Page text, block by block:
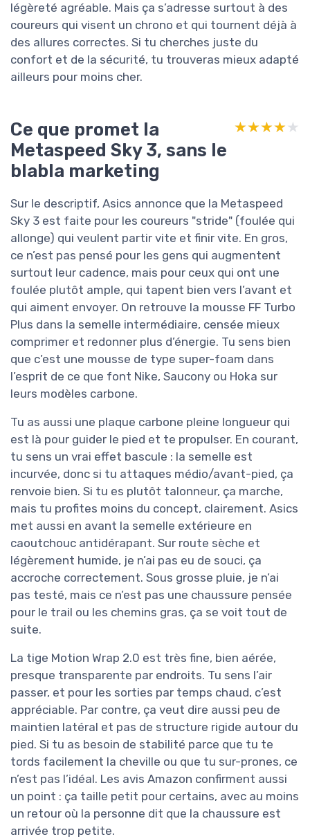
légèreté agréable. Mais ça s’adresse surtout à des
coureurs qui visent un chrono et qui tournent déjà à
des allures correctes. Si tu cherches juste du
confort et de la sécurité, tu trouveras mieux adapté
ailleurs pour moins cher.
Ce que promet la
Metaspeed Sky 3, sans le
blabla marketing
★★★★★
★★★★★
Sur le descriptif, Asics annonce que la Metaspeed
Sky 3 est faite pour les coureurs "stride" (foulée qui
allonge) qui veulent partir vite et finir vite. En gros,
ce n’est pas pensé pour les gens qui augmentent
surtout leur cadence, mais pour ceux qui ont une
foulée plutôt ample, qui tapent bien vers l’avant et
qui aiment envoyer. On retrouve la mousse FF Turbo
Plus dans la semelle intermédiaire, censée mieux
comprimer et redonner plus d’énergie. Tu sens bien
que c’est une mousse de type super-foam dans
l’esprit de ce que font Nike, Saucony ou Hoka sur
leurs modèles carbone.
Tu as aussi une plaque carbone pleine longueur qui
est là pour guider le pied et te propulser. En courant,
tu sens un vrai effet bascule : la semelle est
incurvée, donc si tu attaques médio/avant-pied, ça
renvoie bien. Si tu es plutôt talonneur, ça marche,
mais tu profites moins du concept, clairement. Asics
met aussi en avant la semelle extérieure en
caoutchouc antidérapant. Sur route sèche et
légèrement humide, je n’ai pas eu de souci, ça
accroche correctement. Sous grosse pluie, je n’ai
pas testé, mais ce n’est pas une chaussure pensée
pour le trail ou les chemins gras, ça se voit tout de
suite.
La tige Motion Wrap 2.0 est très fine, bien aérée,
presque transparente par endroits. Tu sens l’air
passer, et pour les sorties par temps chaud, c’est
appréciable. Par contre, ça veut dire aussi peu de
maintien latéral et pas de structure rigide autour du
pied. Si tu as besoin de stabilité parce que tu te
tords facilement la cheville ou que tu sur-prones, ce
n’est pas l’idéal. Les avis Amazon confirment aussi
un point : ça taille petit pour certains, avec au moins
un retour où la personne dit que la chaussure est
arrivée trop petite.